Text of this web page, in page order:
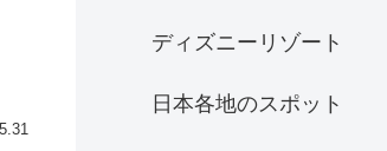
ディズニーリゾート
日本各地のスポット